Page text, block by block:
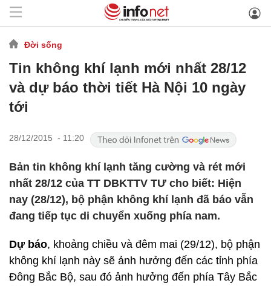
Đời sống
Tin không khí lạnh mới nhất 28/12
và dự báo thời tiết Hà Nội 10 ngày
tới
28/12/2015 - 11:20
Bản tin không khí lạnh tăng cường và rét mới
nhất 28/12 của TT DBKTTV TƯ cho biết: Hiện
nay (28/12), bộ phận không khí lạnh đã báo vẫn
đang tiếp tục di chuyển xuống phía nam.
Dự báo, khoảng chiều và đêm mai (29/12), bộ phận
không khí lạnh này sẽ ảnh hưởng đến các tỉnh phía
Đông Bắc Bộ, sau đó ảnh hưởng đến phía Tây Bắc